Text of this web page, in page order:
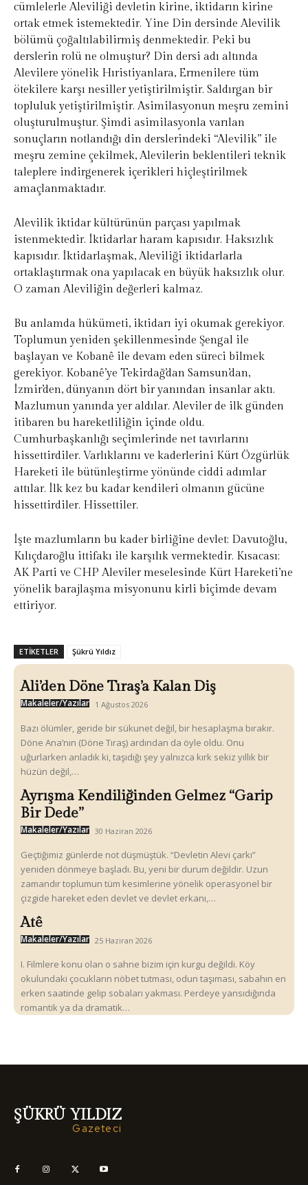
cümlelerle Aleviliği devletin kirine, iktidarın kirine
ortak etmek istemektedir. Yine Din dersinde Alevilik
bölümü çoğaltılabilirmiş denmektedir. Peki bu
derslerin rolü ne olmuştur? Din dersi adı altında
Alevilere yönelik Hıristiyanlara, Ermenilere tüm
ötekilere karşı nesiller yetiştirilmiştir. Saldırgan bir
topluluk yetiştirilmiştir. Asimilasyonun meşru zemini
oluşturulmuştur. Şimdi asimilasyonla varılan
sonuçların notlandığı din derslerindeki “Alevilik” ile
meşru zemine çekilmek, Alevilerin beklentileri teknik
taleplere indirgenerek içerikleri hiçleştirilmek
amaçlanmaktadır.
Alevilik iktidar kültürünün parçası yapılmak
istenmektedir. İktidarlar haram kapısıdır. Haksızlık
kapısıdır. İktidarlaşmak, Aleviliği iktidarlarla
ortaklaştırmak ona yapılacak en büyük haksızlık olur.
O zaman Aleviliğin değerleri kalmaz.
Bu anlamda hükümeti, iktidarı iyi okumak gerekiyor.
Toplumun yeniden şekillenmesinde Şengal ile
başlayan ve Kobanê ile devam eden süreci bilmek
gerekiyor. Kobanê’ye Tekirdağ’dan Samsun’dan,
İzmir’den, dünyanın dört bir yanından insanlar aktı.
Mazlumun yanında yer aldılar. Aleviler de ilk günden
itibaren bu hareketliliğin içinde oldu.
Cumhurbaşkanlığı seçimlerinde net tavırlarını
hissettirdiler. Varlıklarını ve kaderlerini Kürt Özgürlük
Hareketi ile bütünleştirme yönünde ciddi adımlar
attılar. İlk kez bu kadar kendileri olmanın gücüne
hissettirdiler. Hissettiler.
İşte mazlumların bu kader birliğine devlet; Davutoğlu,
Kılıçdaroğlu ittifakı ile karşılık vermektedir. Kısacası;
AK Parti ve CHP Aleviler meselesinde Kürt Hareketi’ne
yönelik barajlaşma misyonunu kirli biçimde devam
ettiriyor.
ETIKETLER Şükrü Yıldız
Ali’den Döne Tıraş’a Kalan Diş
Makaleler/Yazılar 1 Ağustos 2026
Bazı ölümler, geride bir sükunet değil, bir hesaplaşma bırakır.
Döne Ana’nın (Döne Tıraş) ardından da öyle oldu. Onu
uğurlarken anladık ki, taşıdığı şey yalnızca kırk sekiz yıllık bir
hüzün değil,…
Ayrışma Kendiliğinden Gelmez “Garip
Bir Dede”
Makaleler/Yazılar 30 Haziran 2026
Geçtiğimiz günlerde not düşmüştük. “Devletin Alevi çarkı”
yeniden dönmeye başladı. Bu, yeni bir durum değildir. Uzun
zamandır toplumun tüm kesimlerine yönelik operasyonel bir
çizgide hareket eden devlet ve devlet erkanı,…
Atê
Makaleler/Yazılar 25 Haziran 2026
I. Filmlere konu olan o sahne bizim için kurgu değildi. Köy
okulundaki çocukların nöbet tutması, odun taşıması, sabahın en
erken saatinde gelip sobaları yakması. Perdeye yansıdığında
romantik ya da dramatik…
ŞÜKRÜ YILDIZ
Gazeteci